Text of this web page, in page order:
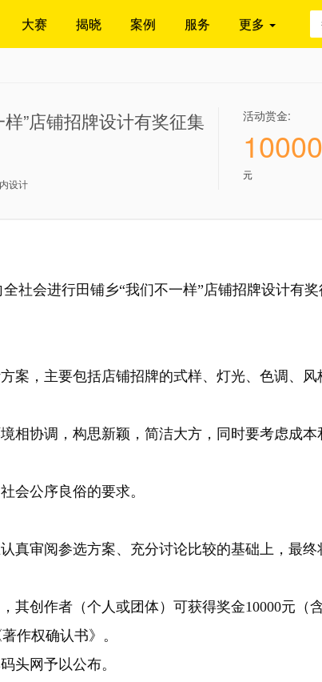
大赛 揭晓 案例 服务 更多
”店铺招牌设计有奖征集
设计
活动赏金:
元
会进行田铺乡“我们不一样”店铺招牌设计有奖
，主要包括店铺招牌的式样、灯光、色调、风
协调，构思新颖，简洁大方，同时要考虑成本
公序良俗的要求。
审阅参选方案、充分讨论比较的基础上，最终
创作者（个人或团体）可获得奖金10000元（
作权确认书》。
头网予以公布。